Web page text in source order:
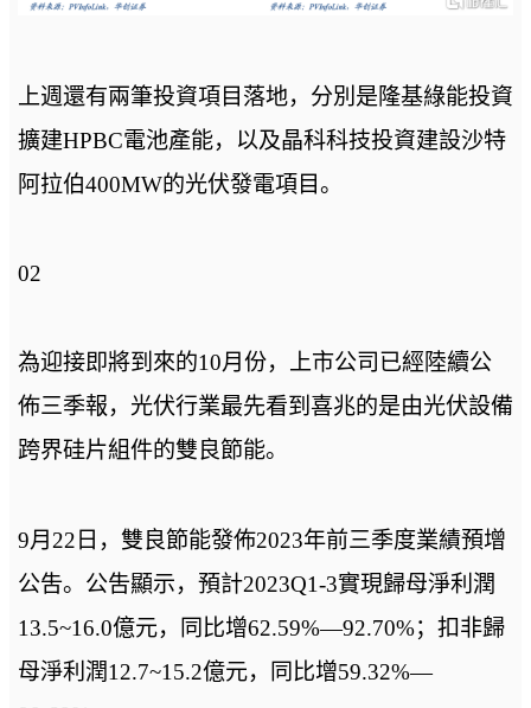
上週還有兩筆投資項目落地，分別是隆基綠能投資
擴建HPBC電池產能，以及晶科科技投資建設沙特
阿拉伯400MW的光伏發電項目。
02
為迎接即將到來的10月份，上市公司已經陸續公
佈三季報，光伏行業最先看到喜兆的是由光伏設備
跨界硅片組件的雙良節能。
9月22日，雙良節能發佈2023年前三季度業績預增
公吿。公吿顯示，預計2023Q1-3實現歸母淨利潤
13.5~16.0億元，同比增62.59%—92.70%；扣非歸
母淨利潤12.7~15.2億元，同比增59.32%—